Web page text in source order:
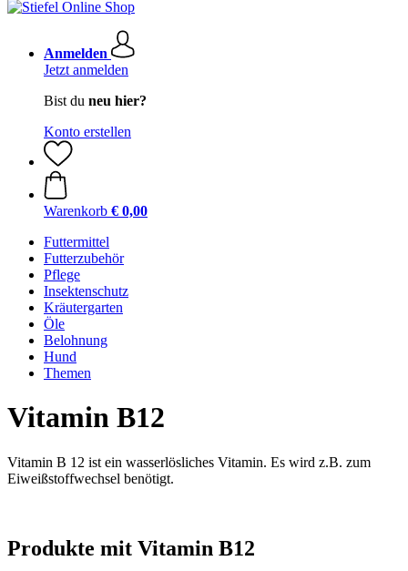
Anmelden
Jetzt anmelden
Bist du neu hier?
Konto erstellen
Warenkorb € 0,00
Futtermittel
Futterzubehör
Pflege
Insektenschutz
Kräutergarten
Öle
Belohnung
Hund
Themen
Vitamin B12
Vitamin B 12 ist ein wasserlösliches Vitamin. Es wird z.B. zum
Eiweißstoffwechsel benötigt.
Produkte mit Vitamin B12